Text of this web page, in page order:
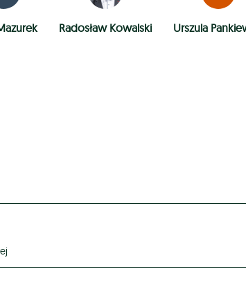
Radosław Kowalski Urszula